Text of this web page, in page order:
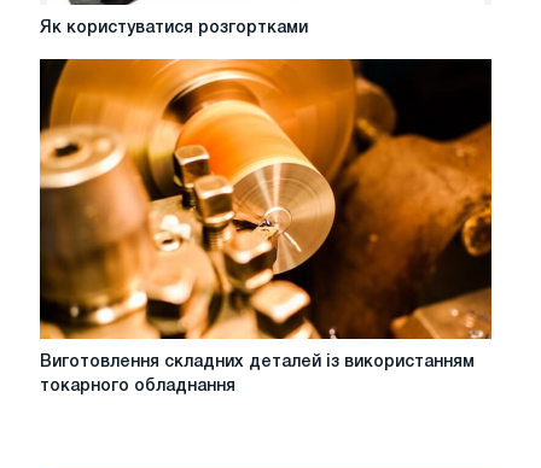
Як
розгортками
Як користуватися розгортками
Виготовлення
Виготовлення складних деталей із використанням
токарного обладнання